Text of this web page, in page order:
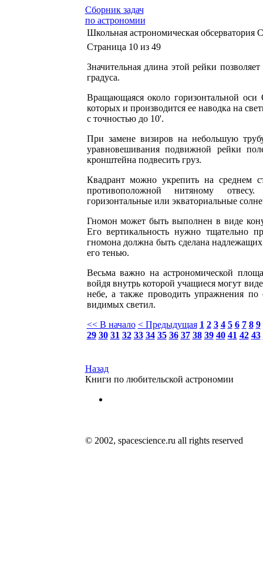
Сборник задач
по астрономии
Школьная астрономическая обсерватория
Страница 10 из 49
Значительная длина этой рейки
градуса.
Вращающаяся около горизонтальной
которых и производится ее наводка на
с точностью до 10'.
При замене визиров на небольшую
уравновешивания подвижной рейки
кронштейна подвесить груз.
Квадрант можно укрепить на среднем
противоположной нитяному
горизонтальные или экваториальные
Гномон может быть выполнен в виде
Его вертикальность нужно тщательно
гномона должна быть сделана
его тенью.
Весьма важно на астрономической
войдя внутрь которой учащиеся могут
небе, а также проводить упражнения по
видимых светил.
<< В начало < Предыдущая 1 2 3 4 5 6 7 8 9
29 30 31 32 33 34 35 36 37 38 39 40 41 42 43
Назад
Книги по любительской астрономии
© 2002, spacescience.ru all rights reserved